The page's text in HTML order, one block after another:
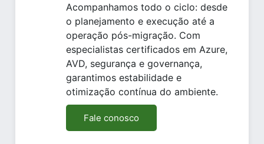
Acompanhamos todo o ciclo: desde
o planejamento e execução até a
operação pós-migração. Com
especialistas certificados em Azure,
AVD, segurança e governança,
garantimos estabilidade e
otimização contínua do ambiente.
Fale conosco